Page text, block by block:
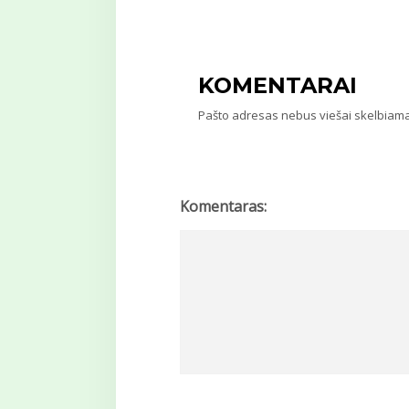
KOMENTARAI
Pašto adresas nebus viešai
Komentaras: